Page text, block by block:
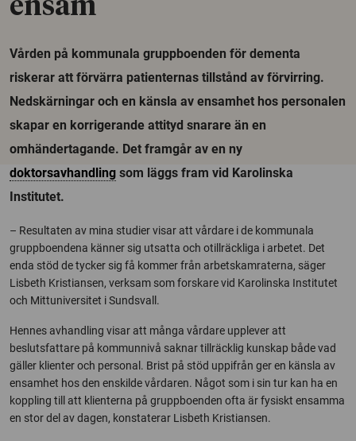
ensam
Vården på kommunala gruppboenden för dementa
riskerar att förvärra patienternas tillstånd av förvirring.
Nedskärningar och en känsla av ensamhet hos personalen
skapar en korrigerande attityd snarare än en
omhändertagande. Det framgår av en ny
doktorsavhandling som läggs fram vid Karolinska
Institutet.
– Resultaten av mina studier visar att vårdare i de kommunala
gruppboendena känner sig utsatta och otillräckliga i arbetet. Det
enda stöd de tycker sig få kommer från arbetskamraterna, säger
Lisbeth Kristiansen, verksam som forskare vid Karolinska Institutet
och Mittuniversitet i Sundsvall.
Hennes avhandling visar att många vårdare upplever att
beslutsfattare på kommunnivå saknar tillräcklig kunskap både vad
gäller klienter och personal. Brist på stöd uppifrån ger en känsla av
ensamhet hos den enskilde vårdaren. Något som i sin tur kan ha en
koppling till att klienterna på gruppboenden ofta är fysiskt ensamma
en stor del av dagen, konstaterar Lisbeth Kristiansen.